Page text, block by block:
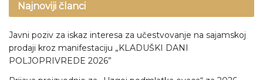
Najnoviji članci
Javni poziv za iskaz interesa za učestvovanje na sajamskoj
prodaji kroz manifestaciju „KLADUŠKI DANI
POLJOPRIVREDE 2026”